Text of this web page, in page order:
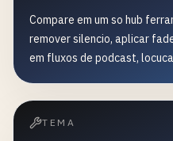
Compare em um so hub
remover silencio, aplicar
em fluxos de podcast,
TEMA